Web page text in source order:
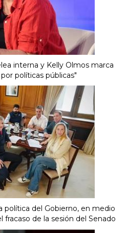
interna y Kelly Olmos marca
políticas públicas"
política del Gobierno, en medio
de la sesión del Senado